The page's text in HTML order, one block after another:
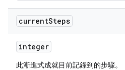
currentSteps
integer
此漸進式成就目前記錄到的步驟。